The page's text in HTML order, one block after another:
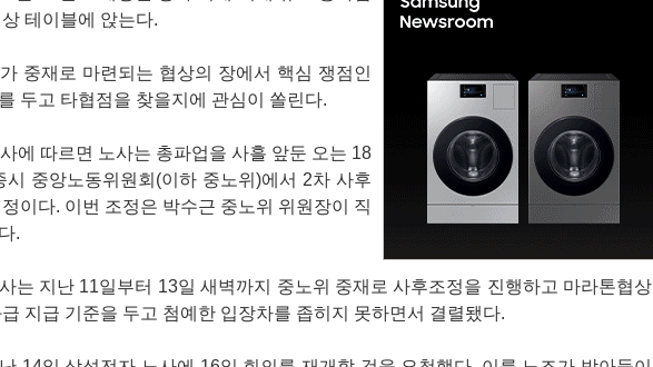
테이블에 앉는다.
중재로 마련되는 협상의 장에서 핵심 쟁점인
두고 타협점을 찾을지에 관심이 쏠린다.
에 따르면 노사는 총파업을 사흘 앞둔 오는 18
시 중앙노동위원회(이하 중노위)에서 2차 사후
이다. 이번 조정은 박수근 중노위 위원장이 직
.
는 지난 11일부터 13일 새벽까지 중노위 중재로 사후조정을 진행하고 마라톤협상
지급 기준을 두고 첨예한 입장차를 좁히지 못하면서 결렬됐다.